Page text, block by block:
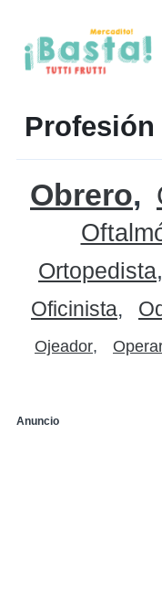
Profesión
Obrero
Ortopedista
Oficinista
Ojeador
Anuncio